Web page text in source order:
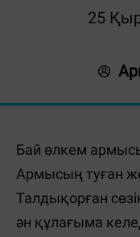
25
Бай өлкем
Армысың туған
Талдықорған
ән құлағыма